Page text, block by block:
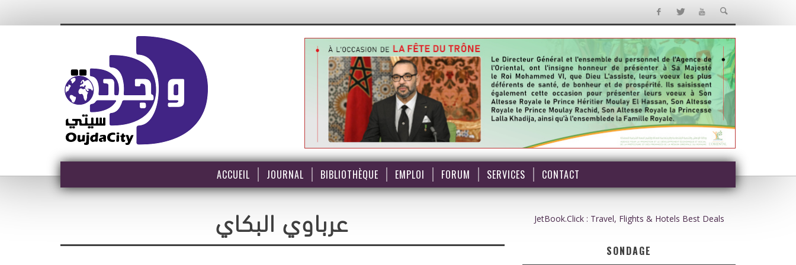
ACCUEIL JOURNAL BIBLIOTHÈQUE EMPLOI FORUM SERVICES CONTACT
عرباوي البكاي JetBook.Click : Travel, Flights & Hotels Best Deals
SONDAGE